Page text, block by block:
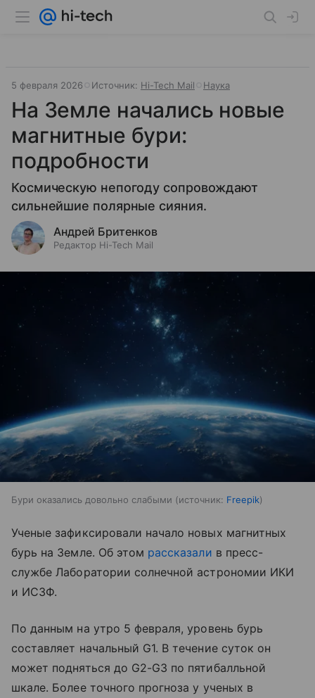
5 февраля 2026 Источник: Hi-Tech Mail Наука
На Земле начались новые
магнитные бури:
подробности
Космическую непогоду сопровождают
сильнейшие полярные сияния.
Андрей Бритенков
Редактор Hi-Tech Mail
Бури оказались довольно слабыми источник: Freepik
Ученые зафиксировали начало новых магнитных
бурь на Земле. Об этом рассказали в пресс-
службе Лаборатории солнечной астрономии ИКИ
и ИСЗФ.
По данным на утро 5 февраля, уровень бурь
составляет начальный G1. В течение суток он
может подняться до G2-G3 по пятибалльной
шкале. Более точного прогноза у ученых в